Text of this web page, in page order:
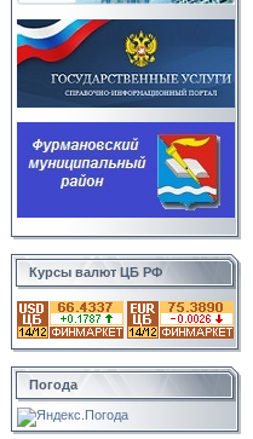
Курсы валют ЦБ РФ
Погода